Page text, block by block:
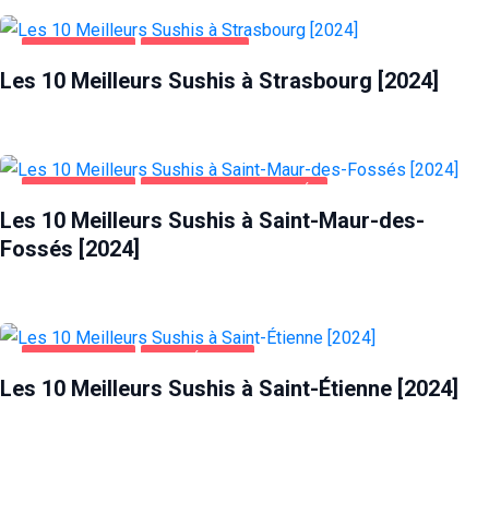
Les 10 Meilleurs Sushis à Strasbourg [2024]
Les 10 Meilleurs Sushis à Saint-Maur-des-
Fossés [2024]
Les 10 Meilleurs Sushis à Saint-Étienne [2024]